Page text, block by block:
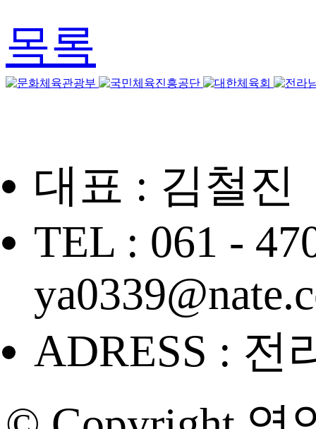
목록
대표 : 김철진
TEL : 061 -
ADRESS : 전